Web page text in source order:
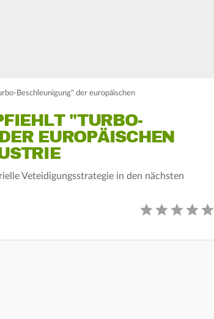
Beschleunigung" der europäischen
"TURBO-
EUROPÄISCHEN
Veteidigungsstrategie in den nächsten